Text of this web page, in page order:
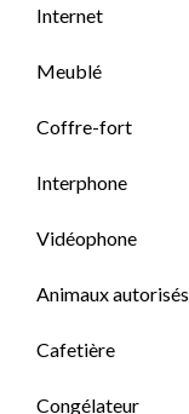
Internet
Meublé
Coffre-fort
Interphone
Vidéophone
Animaux autorisés
Cafetière
Congélateur